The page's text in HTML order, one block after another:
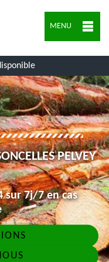
MENU
PELVEY
sur 7j/7 en cas